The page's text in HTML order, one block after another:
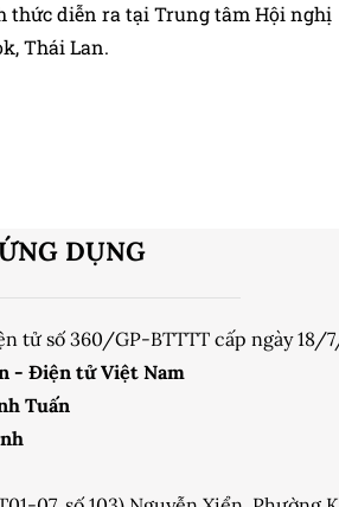
thức diễn ra tại Trung tâm Hội nghị
Thái Lan.
DỤNG
tử số 360/GP-BTTTT cấp ngày 18/
- Điện tử Việt Nam
Tuấn